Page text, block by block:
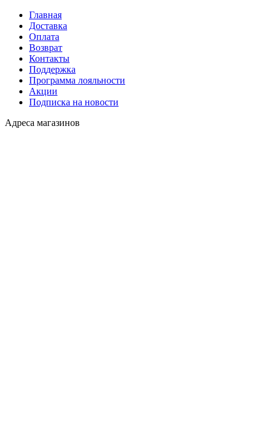
Главная
Доставка
Оплата
Возврат
Контакты
Поддержка
Программа лояльности
Акции
Подписка на новости
Адреса магазинов